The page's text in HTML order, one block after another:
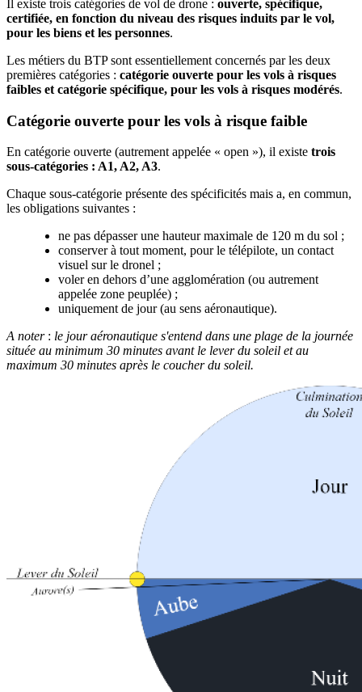
Il existe trois catégories de vol de drone : ouverte, spécifique,
certifiée, en fonction du niveau des risques induits par le vol,
pour les biens et les personnes.
Les métiers du BTP sont essentiellement concernés par les deux
premières catégories : catégorie ouverte pour les vols à risques
faibles et catégorie spécifique, pour les vols à risques modérés.
Catégorie ouverte pour les vols à risque faible
En catégorie ouverte (autrement appelée « open »), il existe trois
sous-catégories : A1, A2, A3.
Chaque sous-catégorie présente des spécificités mais a, en commun,
les obligations suivantes :
ne pas dépasser une hauteur maximale de 120 m du sol ;
conserver à tout moment, pour le télépilote, un contact
visuel sur le dronel ;
voler en dehors d’une agglomération (ou autrement
appelée zone peuplée) ;
uniquement de jour (au sens aéronautique).
A noter: le jour aéronautique s'entend dans une plage de la journée
située au minimum 30 minutes avant le lever du soleil et au
maximum 30 minutes après le coucher du soleil.